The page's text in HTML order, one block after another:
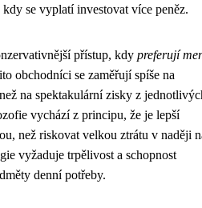
se vyplatí investovat více peněz.
přístup, kdy preferují
obchodníci se zaměřují spíše na
na spektakulární zisky z
vychází z principu, že je lepší
než riskovat velkou ztrátu v naději
vyžaduje trpělivost a schopnost
denní potřeby.